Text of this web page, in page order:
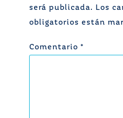
será publicada.
Los
obligatorios están
Comentario *